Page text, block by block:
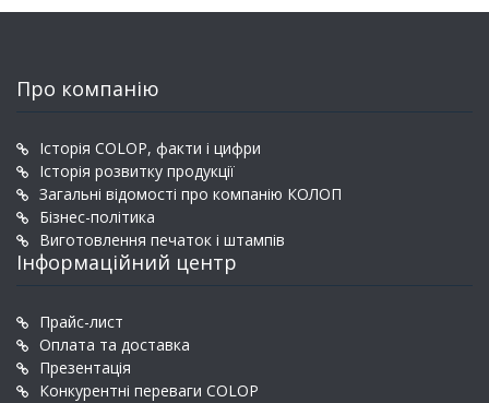
Про компанію
Історія COLOP, факти і цифри
Історія розвитку продукції
Загальні відомості про компанію КОЛОП
Бізнес-політика
Виготовлення печаток і штампів
Інформаційний центр
Прайс-лист
Оплата та доставка
Презентація
Конкурентні переваги COLOP